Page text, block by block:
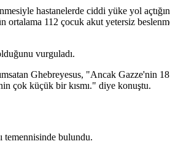
hastanelerde ciddi yüke yol
ortalama 112 çocuk akut yetersiz
vurguladı.
Ghebreyesus, "Ancak Gazze'nin
çok küçük bir kısmı." diye konuştu.
temennisinde bulundu.